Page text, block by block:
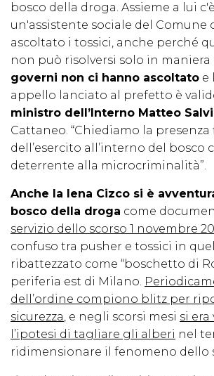
bosco della droga. Assieme a lui
un'assistente sociale del Comune
ascoltato i tossici, anche perché
non può risolversi solo in maniera
governi non ci hanno ascoltato e
appello lanciato al prefetto è
ministro dell’Interno Matteo
Cattaneo. “Chiediamo la presenza
dell’esercito all’interno del bosco
deterrente alla microcriminalità”.
Anche la Iena Cizco si è
bosco della droga come
servizio dello scorso 1 novembre
confuso tra pusher e tossici in
ribattezzato come “boschetto di
periferia est di Milano.
dell’ordine compiono blitz per
sicurezza, e negli scorsi mesi si
l’ipotesi di tagliare gli alberi nel
ridimensionare il fenomeno dello